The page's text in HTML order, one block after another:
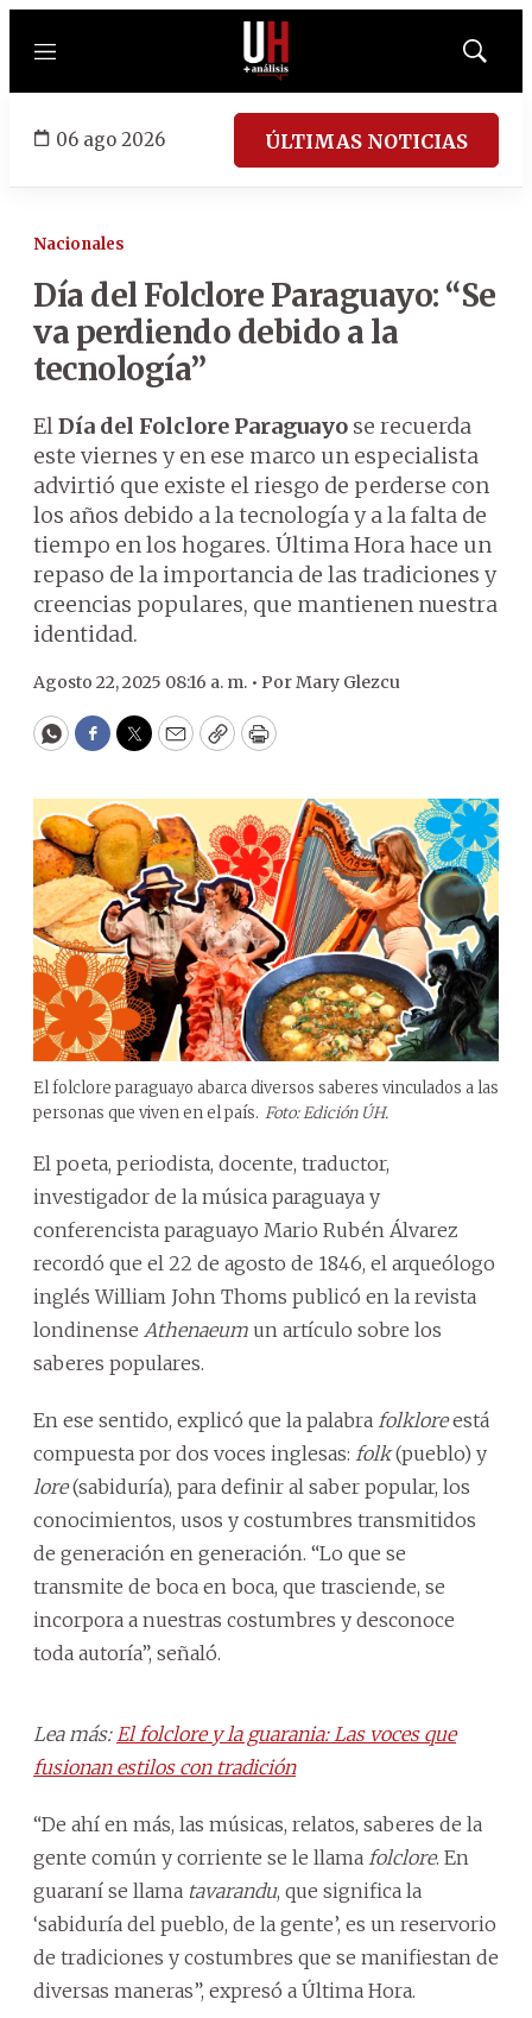
Menú
Mostrar
06 ago 2026 ÚLTIMAS NOTICIAS
Nacionales
Día del Folclore Paraguayo: “Se
va perdiendo debido a la
tecnología”
ElDía del Folclore Paraguayo se recuerda
este viernes y en ese marco un especialista
advirtió que existe el riesgo de perderse con
los años debido a la tecnología y a la falta de
tiempo en los hogares. Última Hora hace un
repaso de la importancia de las tradiciones y
creencias populares, que mantienen nuestra
identidad.
Agosto 22, 2025 08:16 a. m. • PorMary Glezcu
WhatsApp
Facebook
Twitter
EmailCopyPrint
El folclore paraguayo abarca diversos saberes vinculados a las
personas que viven en el país. Foto: Edición ÚH.
El poeta, periodista, docente, traductor,
investigador de la música paraguaya y
conferencista paraguayo Mario Rubén Álvarez
recordó que el 22 de agosto de 1846, el arqueólogo
inglés William John Thoms publicó en la revista
londinense Athenaeum un artículo sobre los
saberes populares.
En ese sentido, explicó que la palabra folkloreestá
compuesta por dos voces inglesas: folk(pueblo) y
lore(sabiduría), para definir al saber popular, los
conocimientos, usos y costumbres transmitidos
de generación en generación. “Lo que se
transmite de boca en boca, que trasciende, se
incorpora a nuestras costumbres y desconoce
toda autoría”, señaló.
Lea más: El folclore y la guarania: Las voces que
fusionan estilos con tradición
“De ahí en más, las músicas, relatos, saberes de la
gente común y corriente se le llama folclore. En
guaraní se llama tavarandu, que significa la
‘sabiduría del pueblo, de la gente’, es un reservorio
de tradiciones y costumbres que se manifiestan de
diversas maneras”, expresó a Última Hora.